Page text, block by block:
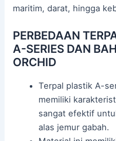
maritim, darat, hingga
PERBEDAAN
A-SERIES DAN
ORCHID
Terpal plastik A-
memiliki
sangat efektif
alas jemur gabah.